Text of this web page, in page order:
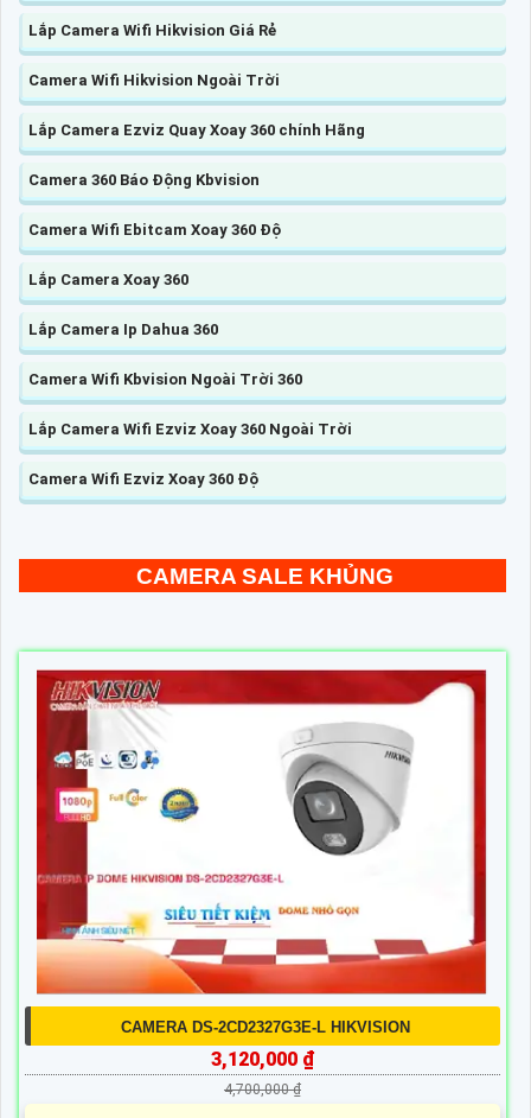
Lắp Camera Wifi Hikvision Giá Rẻ
Camera Wifi Hikvision Ngoài Trời
Lắp Camera Ezviz Quay Xoay 360 chính Hãng
Camera 360 Báo Động Kbvision
Camera Wifi Ebitcam Xoay 360 Độ
Lắp Camera Xoay 360
Lắp Camera Ip Dahua 360
Camera Wifi Kbvision Ngoài Trời 360
Lắp Camera Wifi Ezviz Xoay 360 Ngoài Trời
Camera Wifi Ezviz Xoay 360 Độ
CAMERA SALE KHỦNG
CAMERA DS-2CD2327G3E-L HIKVISION
3,120,000 ₫
4,700,000 ₫